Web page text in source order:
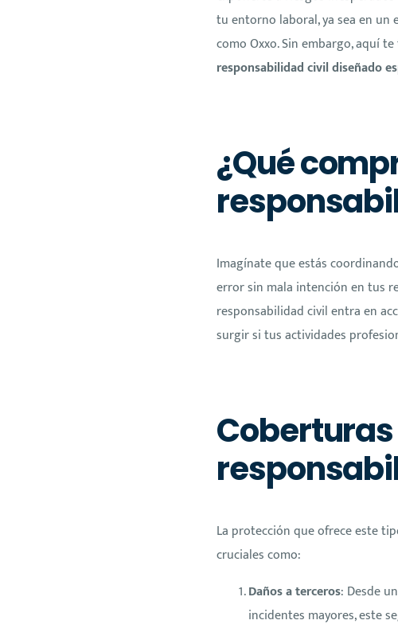
tu entorno laboral, ya sea en
como Oxxo. Sin embargo, aquí
responsabilidad civil diseñado
¿Qué
Imagínate que estás
error sin mala intención en tus
responsabilidad civil entra en
surgir si tus actividades
La protección que ofrece este
cruciales como:
Daños a terceros: Desde
incidentes mayores, este